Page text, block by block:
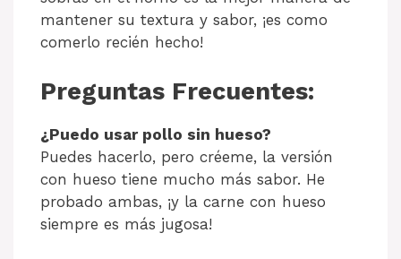
mantener su textura y sabor, ¡es como
comerlo recién hecho!
Preguntas Frecuentes:
¿Puedo usar pollo sin hueso?
Puedes hacerlo, pero créeme, la versión
con hueso tiene mucho más sabor. He
probado ambas, ¡y la carne con hueso
siempre es más jugosa!